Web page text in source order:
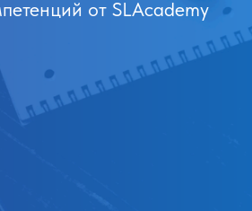
от SLAcademy
или клиента
созданию инсайта и